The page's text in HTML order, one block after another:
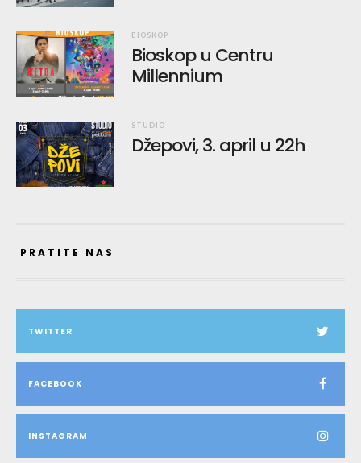
BIOSKOP
Bioskop u Centru
Millennium
STUDIO
Džepovi, 3. april u 22h
PRATITE NAS
TWITTER
FACEBOOK
INSTAGRAM